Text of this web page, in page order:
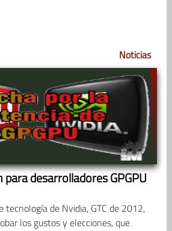
Noticias
desarrolladores GPGPU
tecnología de Nvidia, GTC de 2012,
los gustos y elecciones, que